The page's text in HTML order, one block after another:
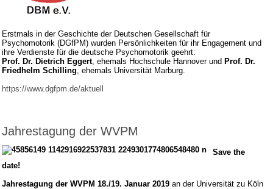
Erstmals in der Geschichte der Deutschen Gesellschaft für
Psychomotorik (DGfPM) wurden Persönlichkeiten für ihr Engagement und
ihre Verdienste für die deutsche Psychomotorik geehrt:
Prof. Dr. Dietrich Eggert, ehemals Hochschule Hannover und Prof. Dr.
Friedhelm Schilling , ehemals Universität Marburg.
https://www.dgfpm.de/aktuell
Jahrestagung der WVPM
Save the
date!
Jahrestagung der WVPM 18./19. Januar 2019 an der Universität zu Köln